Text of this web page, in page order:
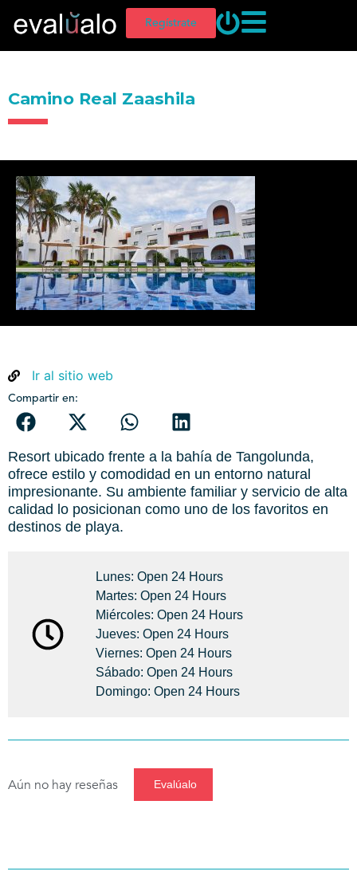
Regístrate
Camino Real Zaashila
Ir al sitio web
Compartir en:
Resort ubicado frente a la bahía de Tangolunda,
ofrece estilo y comodidad en un entorno natural
impresionante. Su ambiente familiar y servicio de alta
calidad lo posicionan como uno de los favoritos en
destinos de playa.
Lunes: Open 24 Hours
Martes: Open 24 Hours
Miércoles: Open 24 Hours
Jueves: Open 24 Hours
Viernes: Open 24 Hours
Sábado: Open 24 Hours
Domingo: Open 24 Hours
Aún no hay reseñas Evalúalo